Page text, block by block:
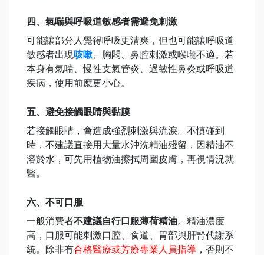
四、氣喘與呼吸道敏感者需避免刺激
可能讓部分人覺得呼吸更清爽，但也可能讓呼吸道
敏感者出現 咳嗽 、胸悶、鼻腔刺激或喉嚨不適。若
本身有氣喘、慢性支氣管炎、過敏性鼻炎或呼吸道
疾病，使用前應更小心。
五、避免接觸眼睛與黏膜
若接觸眼睛，會造成強烈刺激與流淚。不慎碰到
時，不建議直接用大量水沖洗精油殘留，因精油不
溶於水，可先用植物油擦拭周圍皮膚，再視情況就
醫。
六、不可口服
一般消費者不建議自行口服薄荷精油。精油濃度
高，口服可能刺激口腔、食道、胃部與肝腎代謝系
統。除非有合格醫療或芳療專業人員指導 ，否則不